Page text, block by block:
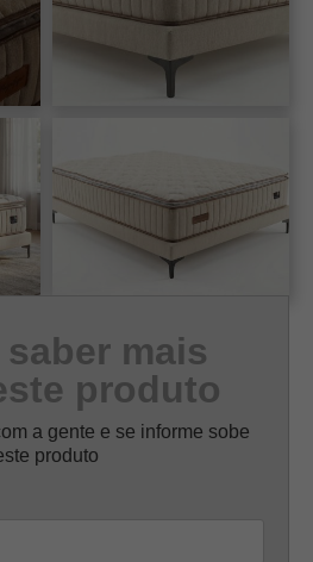
mais
produto
a gente e se informe sobe
produto